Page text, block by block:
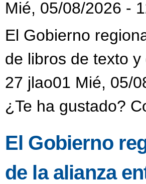
Mié, 05/08/2026 -
El Gobierno
de libros de texto
27 jlao01 Mié, 05/
¿Te ha gustado?
El Gobierno
de la alianza